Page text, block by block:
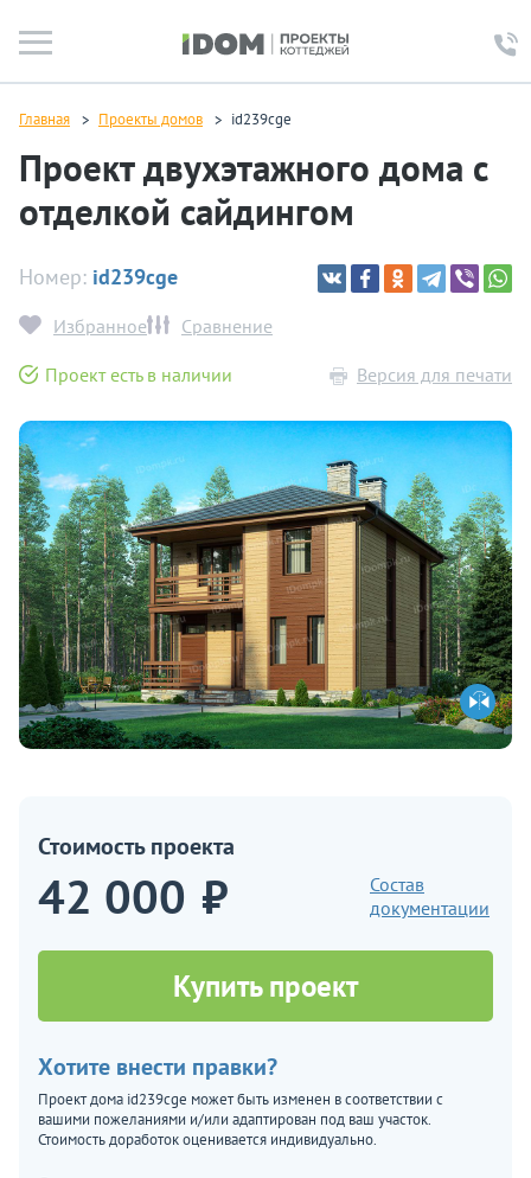
Главная Проекты домов id239cge
Проект двухэтажного дома с
отделкой сайдингом
Номер: id239cge
Избранное Сравнение
Проект есть в наличии Версия для печати
Стоимость проекта
42 000 ₽
Состав
документации
Купить проект
Хотите внести правки?
Проект дома id239cge может быть изменен в соответствии с
вашими пожеланиями и/или адаптирован под ваш участок.
Стоимость доработок оценивается индивидуально.